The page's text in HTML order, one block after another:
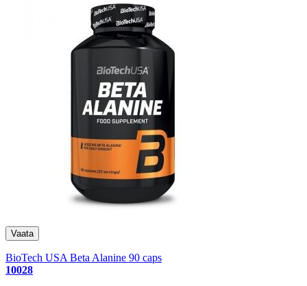
BioTech USA Beta Alanine 90 caps
10028